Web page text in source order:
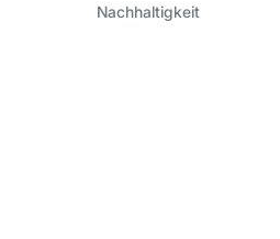
Nachhaltigkeit